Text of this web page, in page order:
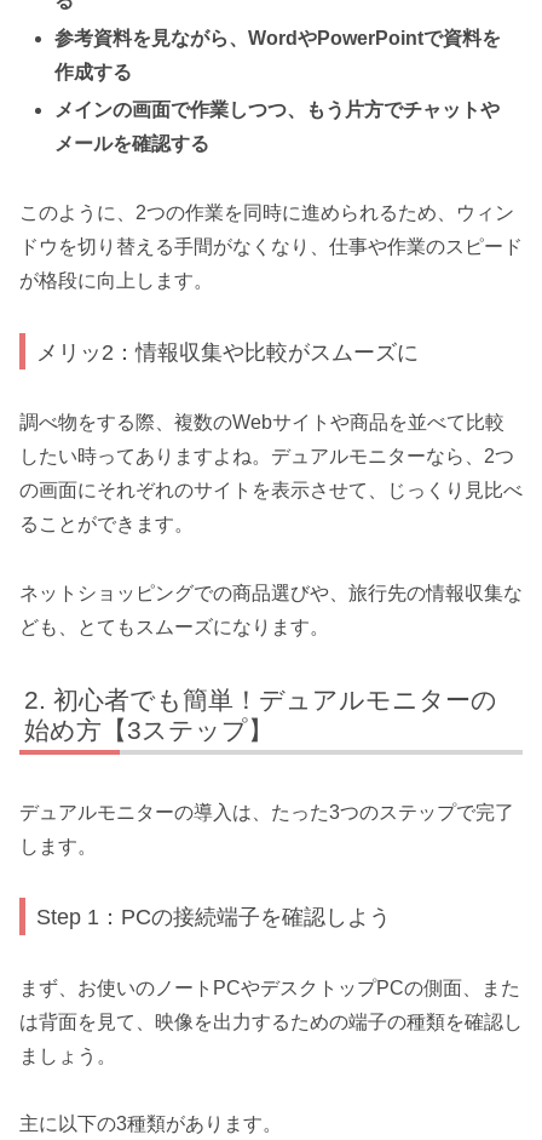
参考資料を見ながら、WordやPowerPointで資料を
作成する
メインの画面で作業しつつ、もう片方でチャットや
メールを確認する
このように、2つの作業を同時に進められるため、ウィン
ドウを切り替える手間がなくなり、仕事や作業のスピード
が格段に向上します。
メリッ2：情報収集や比較がスムーズに
調べ物をする際、複数のWebサイトや商品を並べて比較
したい時ってありますよね。デュアルモニターなら、2つ
の画面にそれぞれのサイトを表示させて、じっくり見比べ
ることができます。
ネットショッピングでの商品選びや、旅行先の情報収集な
ども、とてもスムーズになります。
初心者でも簡単！デュアルモニターの
始め方【3ステップ】
デュアルモニターの導入は、たった3つのステップで完了
します。
Step 1：PCの接続端子を確認しよう
まず、お使いのノートPCやデスクトップPCの側面、また
は背面を見て、映像を出力するための端子の種類を確認し
ましょう。
主に以下の3種類があります。